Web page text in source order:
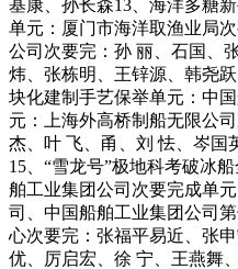
基康、孙长森13、海洋多糖
单元：厦门市海洋取渔业局
公司次要完：孙 丽、石国、
炜、张栋明、王锌源、韩尧
块化建制手艺保举单元：中
元：上海外高桥制船无限公
杰、叶 飞、甬、刘 怯、岑国
15、“雪龙号”极地科考破冰
舶工业集团公司次要完成单
司、中国船舶工业集团公司
心次要完：张福平易近、张
优、厉启宏、徐 宁、王燕舞